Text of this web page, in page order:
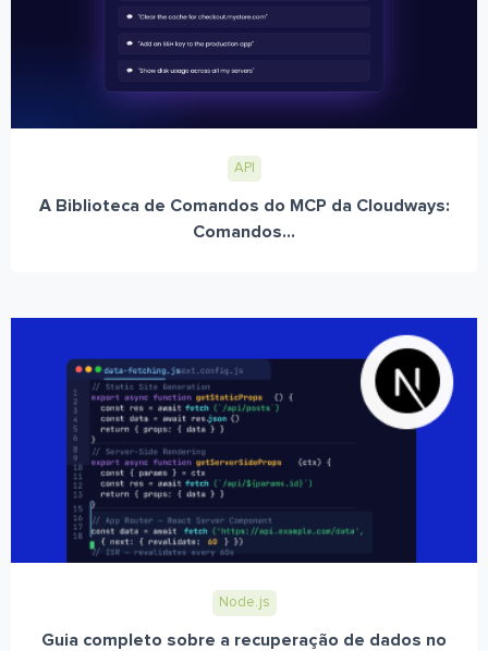
API
A Biblioteca de Comandos do MCP da Cloudways:
Comandos...
Node.js
Guia completo sobre a recuperação de dados no